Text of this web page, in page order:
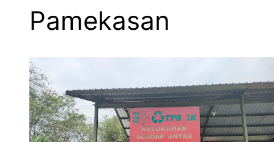
Pamekasan